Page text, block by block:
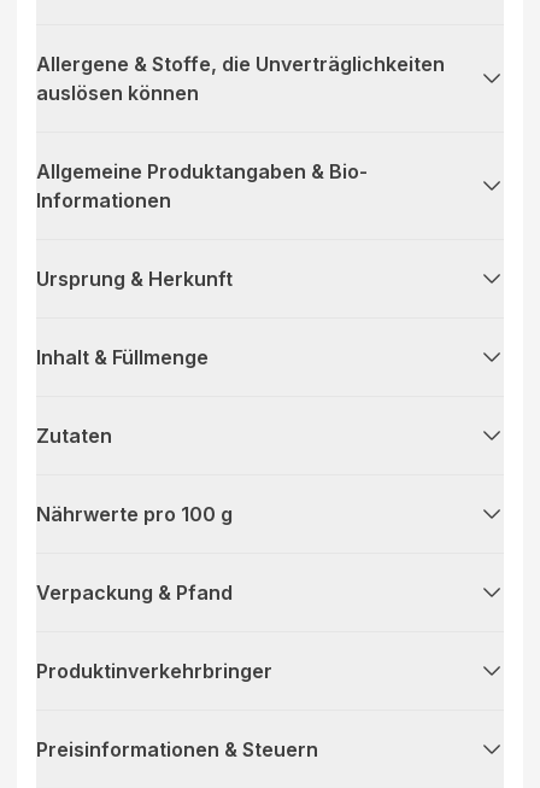
Allergene & Stoffe, die Unverträglichkeiten
auslösen können
Allgemeine Produktangaben & Bio-
Informationen
Ursprung & Herkunft
Inhalt & Füllmenge
Zutaten
Nährwerte pro 100 g
Verpackung & Pfand
Produktinverkehrbringer
Preisinformationen & Steuern